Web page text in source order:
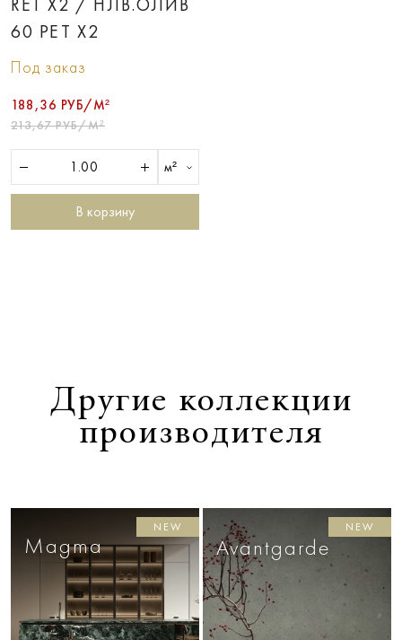
RET X2 / НЛВ.ОЛИВ
60 РЕТ Х2
Под заказ
188,36 РУБ/М²
213,67 РУБ/М²
м²
В корзину
Другие коллекции
производителя
Magma
NEW
Avantgarde
NEW